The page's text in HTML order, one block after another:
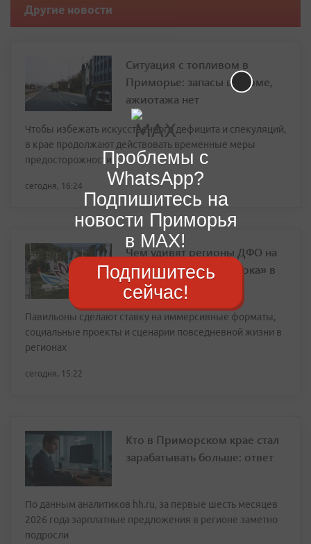
Другие новости
Ситуация с топливом в
Приморье: запасы в норме,
ажиотажа нет
Чтобы избежать искусственного дефицита и спекуляций,
в крае продолжают действовать временные меры
предосторожности
сегодня, 16:24
Чем удивят регионы ДФО на
«Улице Дальнего Востока» в
этом году на ВЭФ
Павильоны сделают ставку на иммерсивные форматы,
социальные проекты и сценарии повседневной жизни в
регионах
сегодня, 15:22
Кто в Приморском крае стал
зарабатывать больше: ответ
По данным аналитиков hh.ru, за первые шесть месяцев
2026 года зарплатные предложения в регионе заметно
подросли
Проблемы с
WhatsApp?
Подпишитесь на
новости Приморья
в MAX!
Подпишитесь
сейчас!